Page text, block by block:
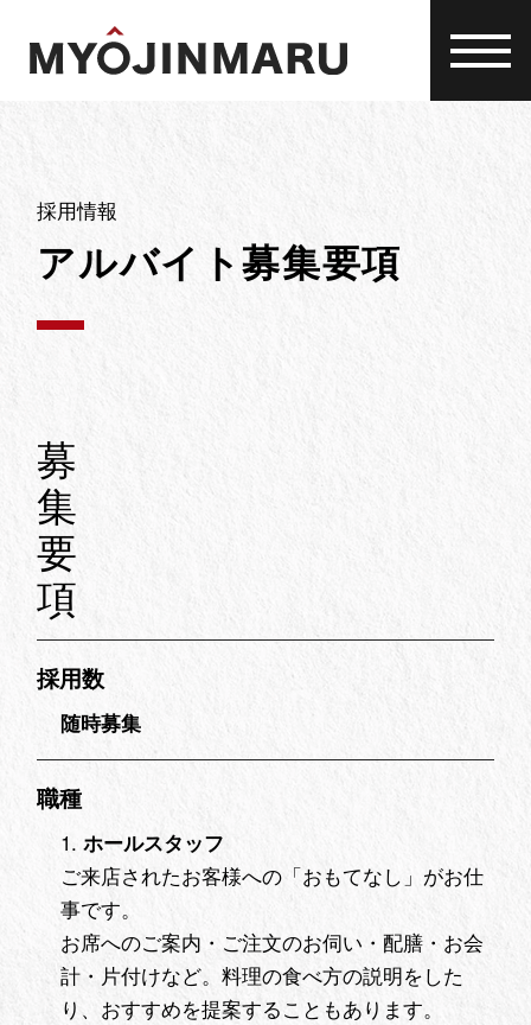
content
採用情報
アルバイト募集要項
募
集
要
項
採用数
随時募集
職種
ホールスタッフ
ご来店されたお客様への「おもてなし」がお仕
事です。
お席へのご案内・ご注文のお伺い・配膳・お会
計・片付けなど。料理の食べ方の説明をした
り、おすすめを提案することもあります。